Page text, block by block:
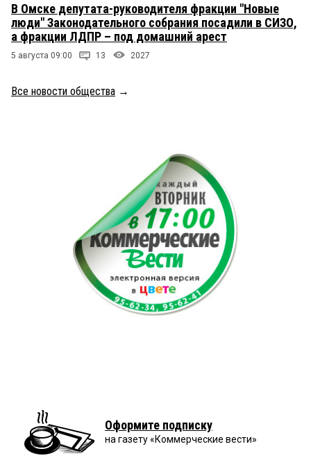
В Омске депутата-руководителя фракции "Новые
люди" Законодательного собрания посадили в СИЗО,
а фракции ЛДПР – под домашний арест
5 августа 09:00 13 2027
Все новости общества →
Оформите подписку
на газету «Коммерческие вести»